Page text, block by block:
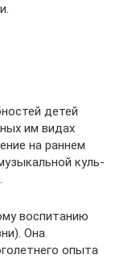
детей
им видах
на раннем
куль­
воспитанию
Она
опыта